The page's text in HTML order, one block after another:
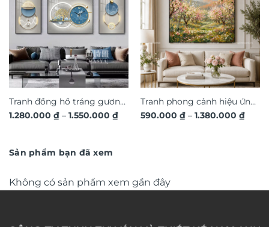
Tranh đồng hồ tráng gương
hươu 3D hiện đại TG4543
1.280.000 ₫ – 1.550.000 ₫Khoảng
Tranh phong cảnh hiệu ứng
dát vàng hoa nghệ thuật in
590.000 ₫ – 1.380.000 ₫
Sản phẩm bạn đã xem
Không có sản phẩm xem gần đây